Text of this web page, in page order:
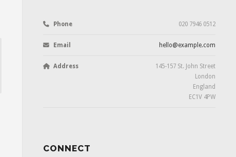
Phone 020 7946 0512
Email hello@example.com
Address
145-157 St. John Street
London
England
EC1V 4PW
CONNECT